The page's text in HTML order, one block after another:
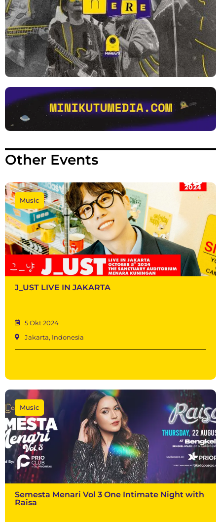
Other Events
Music
J_UST LIVE IN JAKARTA
5 Okt 2024
Jakarta, Indonesia
Music
Semesta Menari Vol 3 One Intimate Night with
Raisa